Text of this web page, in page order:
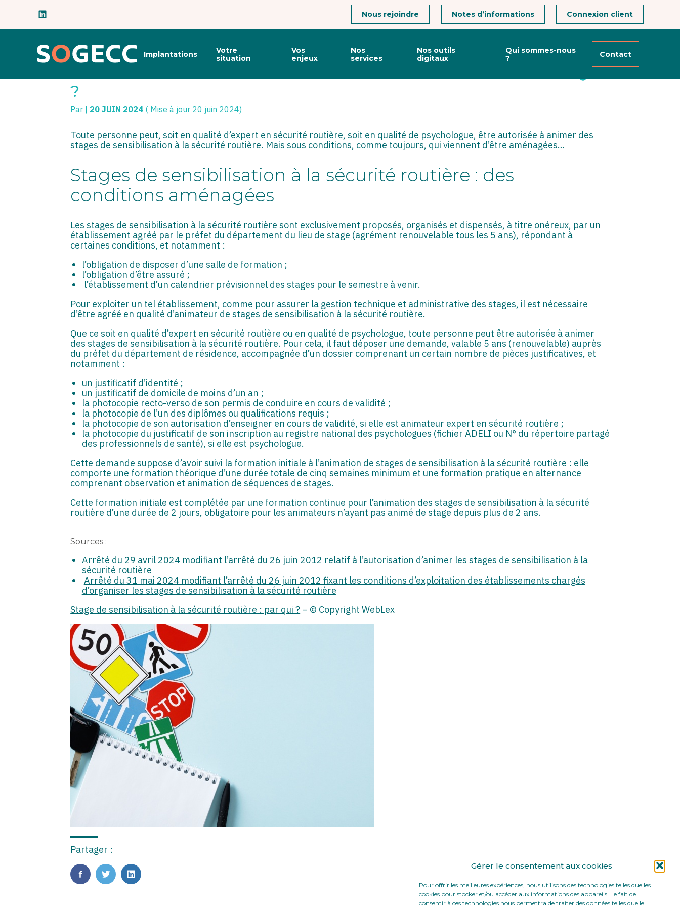
Gérer le consentement aux cookies
Pour offrir les meilleures expériences, nous utilisons des technologies telles que les
cookies pour stocker et/ou accéder aux informations des appareils. Le fait de
consentir à ces technologies nous permettra de traiter des données telles que le
Connexion client
Notes d’informations
Nous rejoindre
Aller
Principal
Implantations
Votre
situation
Vos
enjeux
Nos
services
Nos outils
digitaux
Qui sommes-nous
?
Contact
STAGE DE SENSIBILISATION À LA SÉCURITÉ ROUTIÈRE : PAR QUI
?
Par | 20 JUIN 2024 ( Mise à jour 20 juin 2024)
Toute personne peut, soit en qualité d’expert en sécurité routière, soit en qualité de psychologue, être autorisée à animer des
stages de sensibilisation à la sécurité routière. Mais sous conditions, comme toujours, qui viennent d’être aménagées…
Stages de sensibilisation à la sécurité routière : des
conditions aménagées
Les stages de sensibilisation à la sécurité routière sont exclusivement proposés, organisés et dispensés, à titre onéreux, par un
établissement agréé par le préfet du département du lieu de stage (agrément renouvelable tous les 5 ans), répondant à
certaines conditions, et notamment :
l’obligation de disposer d’une salle de formation ;
l’obligation d’être assuré ;
l’établissement d’un calendrier prévisionnel des stages pour le semestre à venir.
Pour exploiter un tel établissement, comme pour assurer la gestion technique et administrative des stages, il est nécessaire
d’être agréé en qualité d’animateur de stages de sensibilisation à la sécurité routière.
Que ce soit en qualité d’expert en sécurité routière ou en qualité de psychologue, toute personne peut être autorisée à animer
des stages de sensibilisation à la sécurité routière. Pour cela, il faut déposer une demande, valable 5 ans (renouvelable) auprès
du préfet du département de résidence, accompagnée d’un dossier comprenant un certain nombre de pièces justificatives, et
notamment :
un justificatif d’identité ;
un justificatif de domicile de moins d’un an ;
la photocopie recto-verso de son permis de conduire en cours de validité ;
la photocopie de l’un des diplômes ou qualifications requis ;
la photocopie de son autorisation d’enseigner en cours de validité, si elle est animateur expert en sécurité routière ;
la photocopie du justificatif de son inscription au registre national des psychologues (fichier ADELI ou N° du répertoire partagé
des professionnels de santé), si elle est psychologue.
Cette demande suppose d’avoir suivi la formation initiale à l’animation de stages de sensibilisation à la sécurité routière : elle
comporte une formation théorique d’une durée totale de cinq semaines minimum et une formation pratique en alternance
comprenant observation et animation de séquences de stages.
Cette formation initiale est complétée par une formation continue pour l’animation des stages de sensibilisation à la sécurité
routière d’une durée de 2 jours, obligatoire pour les animateurs n’ayant pas animé de stage depuis plus de 2 ans.
Sources :
Arrêté du 29 avril 2024 modifiant l’arrêté du 26 juin 2012 relatif à l’autorisation d’animer les stages de sensibilisation à la
sécurité routière
Arrêté du 31 mai 2024 modifiant l’arrêté du 26 juin 2012 fixant les conditions d’exploitation des établissements chargés
d’organiser les stages de sensibilisation à la sécurité routière
Stage de sensibilisation à la sécurité routière : par qui ? – © Copyright WebLex
Partager :
FaceBook
TwitterLinkedIn